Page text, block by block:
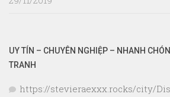
UY TÍN – CHUYÊN NGHIỆP – NHANH
TRANH
https://stevieraexxx.rocks/city/